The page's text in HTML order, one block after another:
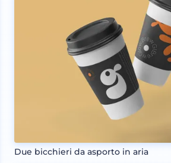
Due bicchieri da asporto in aria